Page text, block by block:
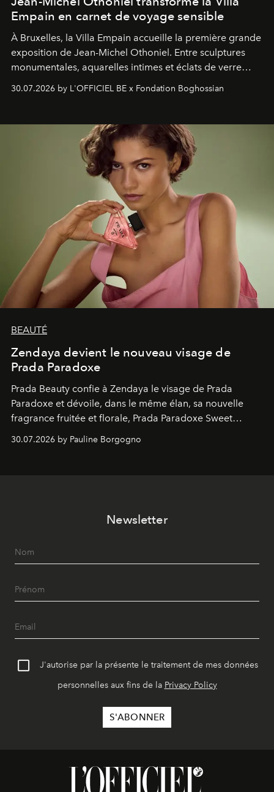
Empain en carnet de voyage sensible
À Bruxelles, la Villa Empain accueille la première grande
exposition de Jean-Michel Othoniel. Entre sculptures
monumentales, aquarelles intimes et éclats de verre
soufflé, l’artiste français compose un itinéraire
émotionnel où chaque œuvre devient le souvenir
émerveillement.
30.07.2026 by L'OFFICIEL BE x Fondation Boghossian
BEAUTÉ
Zendaya devient le nouveau visage de
Prada Paradoxe
Prada Beauty confie à Zendaya le visage de Prada
Paradoxe et dévoile, dans le même élan, sa nouvelle
fragrance fruitée et florale, Prada Paradoxe Sweet
Chemistry Eau de Parfum.
30.07.2026 by Pauline Borgogno
Newsletter
J'autorise par la présente le traitement de mes données
personnelles aux fins de la Privacy Policy